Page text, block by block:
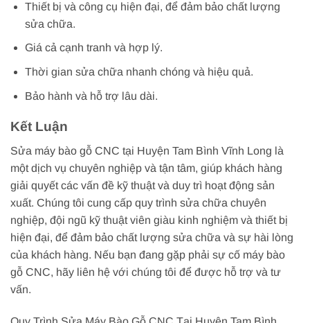
Thiết bị và công cụ hiện đại, để đảm bảo chất lượng
sửa chữa.
Giá cả cạnh tranh và hợp lý.
Thời gian sửa chữa nhanh chóng và hiệu quả.
Bảo hành và hỗ trợ lâu dài.
Kết Luận
Sửa máy bào gỗ CNC tại Huyện Tam Bình Vĩnh Long là
một dịch vụ chuyên nghiệp và tận tâm, giúp khách hàng
giải quyết các vấn đề kỹ thuật và duy trì hoạt động sản
xuất. Chúng tôi cung cấp quy trình sửa chữa chuyên
nghiệp, đội ngũ kỹ thuật viên giàu kinh nghiệm và thiết bị
hiện đại, để đảm bảo chất lượng sửa chữa và sự hài lòng
của khách hàng. Nếu bạn đang gặp phải sự cố máy bào
gỗ CNC, hãy liên hệ với chúng tôi để được hỗ trợ và tư
vấn.